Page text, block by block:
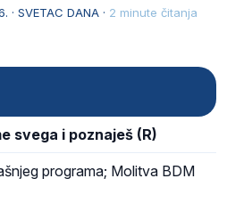
· SVETAC DANA · 2 minute čitanja
svega i poznaješ (R)
programa; Molitva BDM